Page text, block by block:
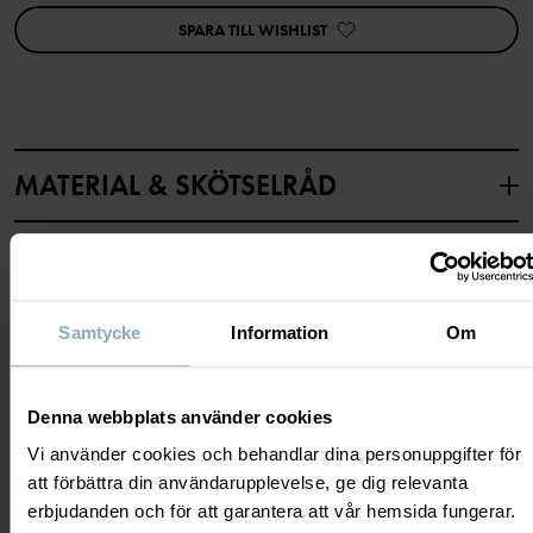
Samtycke Information Om
Denna webbplats använder cookies
Vi använder cookies och behandlar dina personuppgifter för
att förbättra din användarupplevelse, ge dig relevanta
erbjudanden och för att garantera att vår hemsida fungerar.
Egenskaper:
• YKK-tryckknappar
Tillverkningsland:Bangladesh
Fabrik:
Läs mer
SPARA TILL WISHLIST
MATERIAL & SKÖTSELRÅD
100% Cotton Organic
Skötselråd
TVÄTT
60°C maskintvätt varm
LEVERANS & RETUR
Leverans & retur
Leverans
DU KANSKE OCKSÅ GILLAR